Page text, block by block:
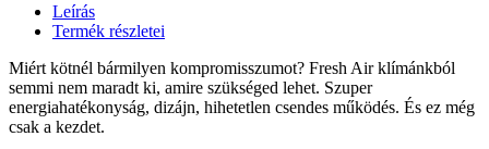
Leírás
Termék részletei
Miért kötnél bármilyen kompromisszumot? Fresh Air klímánkból
semmi nem maradt ki, amire szükséged lehet. Szuper
energiahatékonyság, dizájn, hihetetlen csendes működés. És ez még
csak a kezdet.